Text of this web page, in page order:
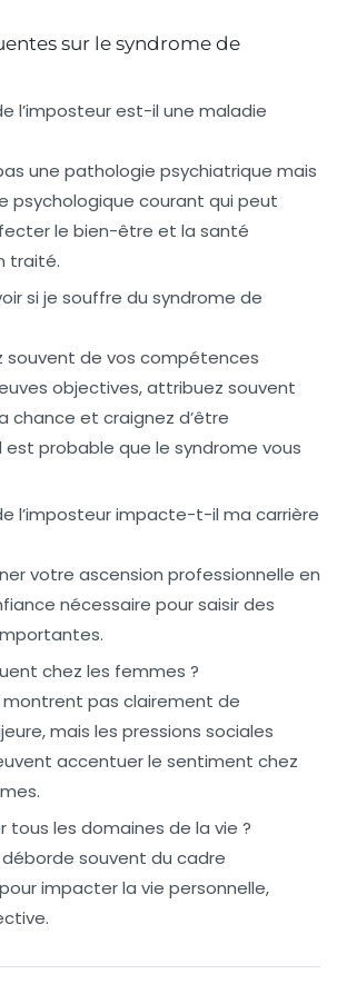
sur le syndrome de
l’imposteur est-il une maladie
une pathologie psychiatrique mais
psychologique courant qui peut
le bien-être et la santé
traité.
si je souffre du syndrome de
souvent de vos compétences
objectives, attribuez souvent
chance et craignez d’être
est probable que le syndrome vous
l’imposteur impacte-t-il ma carrière
votre ascension professionnelle en
nécessaire pour saisir des
chez les femmes ?
montrent pas clairement de
mais les pressions sociales
accentuer le sentiment chez
tous les domaines de la vie ?
souvent du cadre
impacter la vie personnelle,